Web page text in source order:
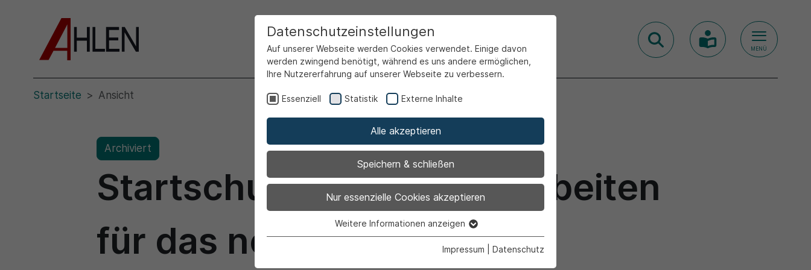
MENÜ
Startseite Ansicht
Archiviert
Startschuss der Tiefbauarbeiten
für das neue Stadthaus
Datenschutzeinstellungen
Auf unserer Webseite werden Cookies verwendet. Einige davon
werden zwingend benötigt, während es uns andere ermöglichen,
Ihre Nutzererfahrung auf unserer Webseite zu verbessern.
Essenziell Statistik Externe Inhalte
Alle akzeptieren
Speichern & schließen
Nur essenzielle Cookies akzeptieren
Essenzielle Cookies werden für grundlegende Funktionen der
Weitere Informationen anzeigen
Impressum Datenschutz